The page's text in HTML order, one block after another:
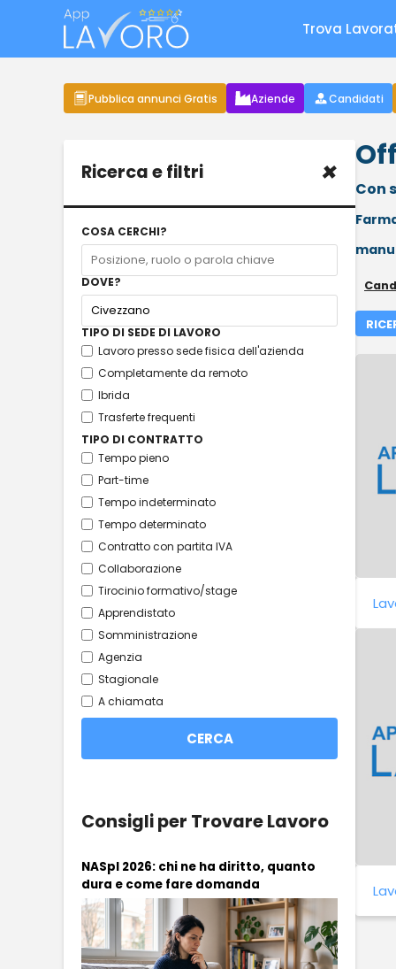
Trova
Pubblica annunci Gratis Aziende Candidati
Ricerca e filtri ×
COSA CERCHI?
DOVE?
TIPO DI SEDE DI LAVORO
Lavoro presso sede fisica dell'azienda
Completamente da remoto
Ibrida
Trasferte frequenti
TIPO DI CONTRATTO
Tempo pieno
Part-time
Tempo indeterminato
Tempo determinato
Contratto con partita IVA
Collaborazione
Tirocinio formativo/stage
Apprendistato
Somministrazione
Agenzia
Stagionale
A chiamata
Consigli per Trovare Lavoro
NASpI 2026: chi ne ha diritto, quanto
dura e come fare domanda
Con